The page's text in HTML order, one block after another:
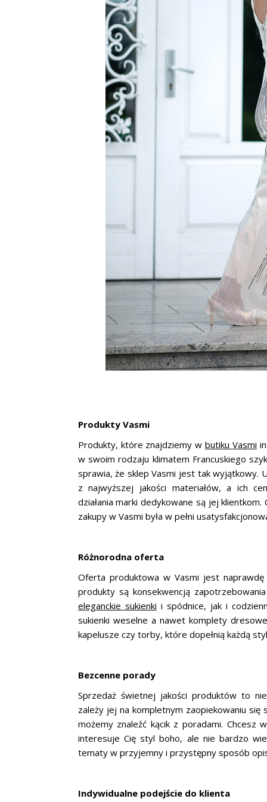
Produkty Vasmi
Produkty, które znajdziemy w butiku Vasmi
w swoim rodzaju klimatem Francuskiego
sprawia, że sklep Vasmi jest tak wyjątkowy.
z najwyższej jakości materiałów, a ich
działania marki dedykowane są jej
zakupy w Vasmi była w pełni
Różnorodna oferta
Oferta produktowa w Vasmi jest
produkty są konsekwencją
eleganckie sukienki i spódnice, jak i
sukienki weselne a nawet komplety
kapelusze czy torby, które dopełnią każdą
Bezcenne porady
Sprzedaż świetnej jakości produktów to
zależy jej na kompletnym zaopiekowaniu
możemy znaleźć kącik z poradami. Chcesz
interesuje Cię styl boho, ale nie bardzo
tematy w przyjemny i przystępny sposób
Indywidualne podejście do klienta